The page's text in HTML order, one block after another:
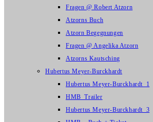
Fragen @ Robert Atzorn
Atzorns Buch
Atzorn Begegnungen
Fragen @ Angelika Atzorn
Atzorns Kautsching
Hubertus Meyer-Burckhardt
Hubertus Meyer-Burckhardt_1
HMB_Trailer
Hubertus Meyer-Burckhardt_3